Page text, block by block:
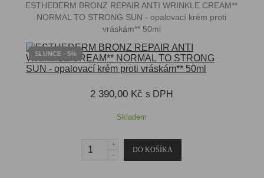
ESTHEDERM BRONZ REPAIR ANTI WRINKLE CREAM**
NORMAL TO STRONG SUN - opalovací krém proti
vráskám** 50ml
SLUNCE - 5%
2 390,00 Kč s DPH
Skladem